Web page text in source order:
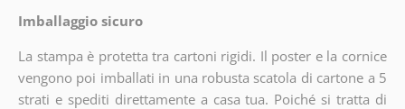
Imballaggio sicuro
La stampa è protetta tra cartoni rigidi. Il poster e la cornice
vengono poi imballati in una robusta scatola di cartone a 5
strati e spediti direttamente a casa tua. Poiché si tratta di